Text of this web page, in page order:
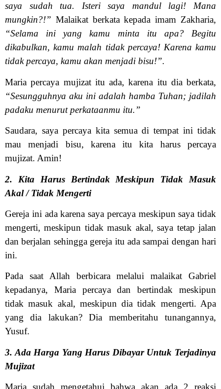
saya sudah tua. Isteri saya mandul lagi! Mana
mungkin?!” Malaikat berkata kepada imam Zakharia,
“Selama ini yang kamu minta itu apa? Begitu
dikabulkan, kamu malah tidak percaya! Karena kamu
tidak percaya, kamu akan menjadi bisu!”.
Maria percaya mujizat itu ada, karena itu dia berkata,
“Sesungguhnya aku ini adalah hamba Tuhan; jadilah
padaku menurut perkataanmu itu.”
Saudara, saya percaya kita semua di tempat ini tidak
mau menjadi bisu, karena itu kita harus percaya
mujizat. Amin!
2. Kita Harus Bertindak Meskipun Tidak Masuk
Akal / Tidak Mengerti
Gereja ini ada karena saya percaya meskipun saya tidak
mengerti, meskipun tidak masuk akal, saya tetap jalan
dan berjalan sehingga gereja itu ada sampai dengan hari
ini.
Pada saat Allah berbicara melalui malaikat Gabriel
kepadanya, Maria percaya dan bertindak meskipun
tidak masuk akal, meskipun dia tidak mengerti. Apa
yang dia lakukan? Dia memberitahu tunangannya,
Yusuf.
3. Ada Harga Yang Harus Dibayar Untuk Terjadinya
Mujizat
Maria sudah mengetahui bahwa akan ada 2 reaksi